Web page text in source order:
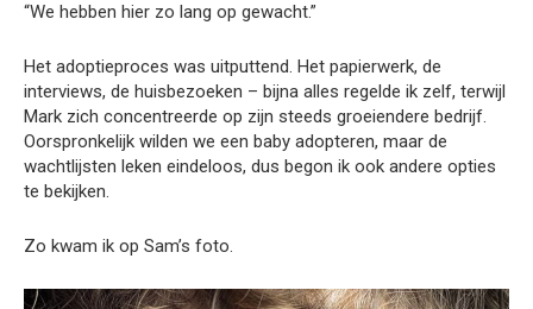
“We hebben hier zo lang op gewacht.”
Het adoptieproces was uitputtend. Het papierwerk, de
interviews, de huisbezoeken – bijna alles regelde ik zelf, terwijl
Mark zich concentreerde op zijn steeds groeiendere bedrijf.
Oorspronkelijk wilden we een baby adopteren, maar de
wachtlijsten leken eindeloos, dus begon ik ook andere opties
te bekijken.
Zo kwam ik op Sam’s foto.